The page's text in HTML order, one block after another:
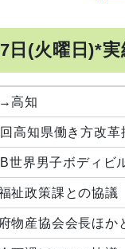
日(火曜日)*実
高知
高知県働き方改革
世界男子ボディビ
祉政策課との協議
物産協会会長ほか